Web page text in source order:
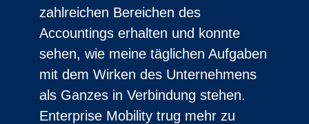
zahlreichen Bereichen des
Accountings erhalten und konnte
sehen, wie meine täglichen Aufgaben
mit dem Wirken des Unternehmens
als Ganzes in Verbindung stehen.
Enterprise Mobility trug mehr zu